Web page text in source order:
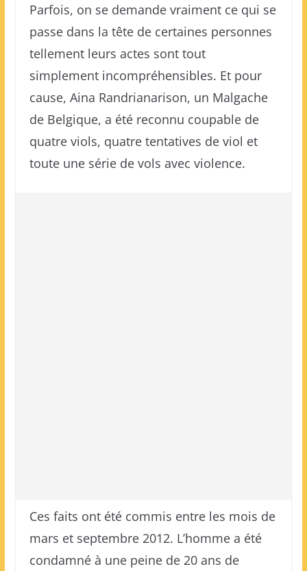
Parfois, on se demande vraiment ce qui se
passe dans la tête de certaines personnes
tellement leurs actes sont tout
simplement incompréhensibles. Et pour
cause, Aina Randrianarison, un Malgache
de Belgique, a été reconnu coupable de
quatre viols, quatre tentatives de viol et
toute une série de vols avec violence.
Ces faits ont été commis entre les mois de
mars et septembre 2012. L’homme a été
condamné à une peine de 20 ans de